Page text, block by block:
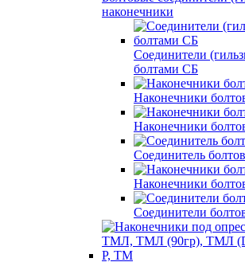
наконечники
Соединители
болтами СБ
Наконечники
Наконечники
Соединитель
Наконечники
Соединители